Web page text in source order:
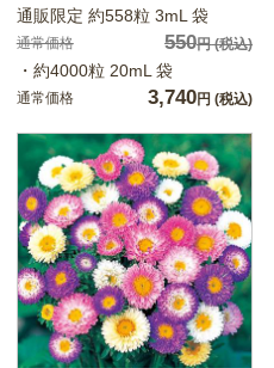
通販限定 約558粒 3mL 袋
通常価格 550円(税込)
・約4000粒 20mL 袋
通常価格 3,740円 (税込)